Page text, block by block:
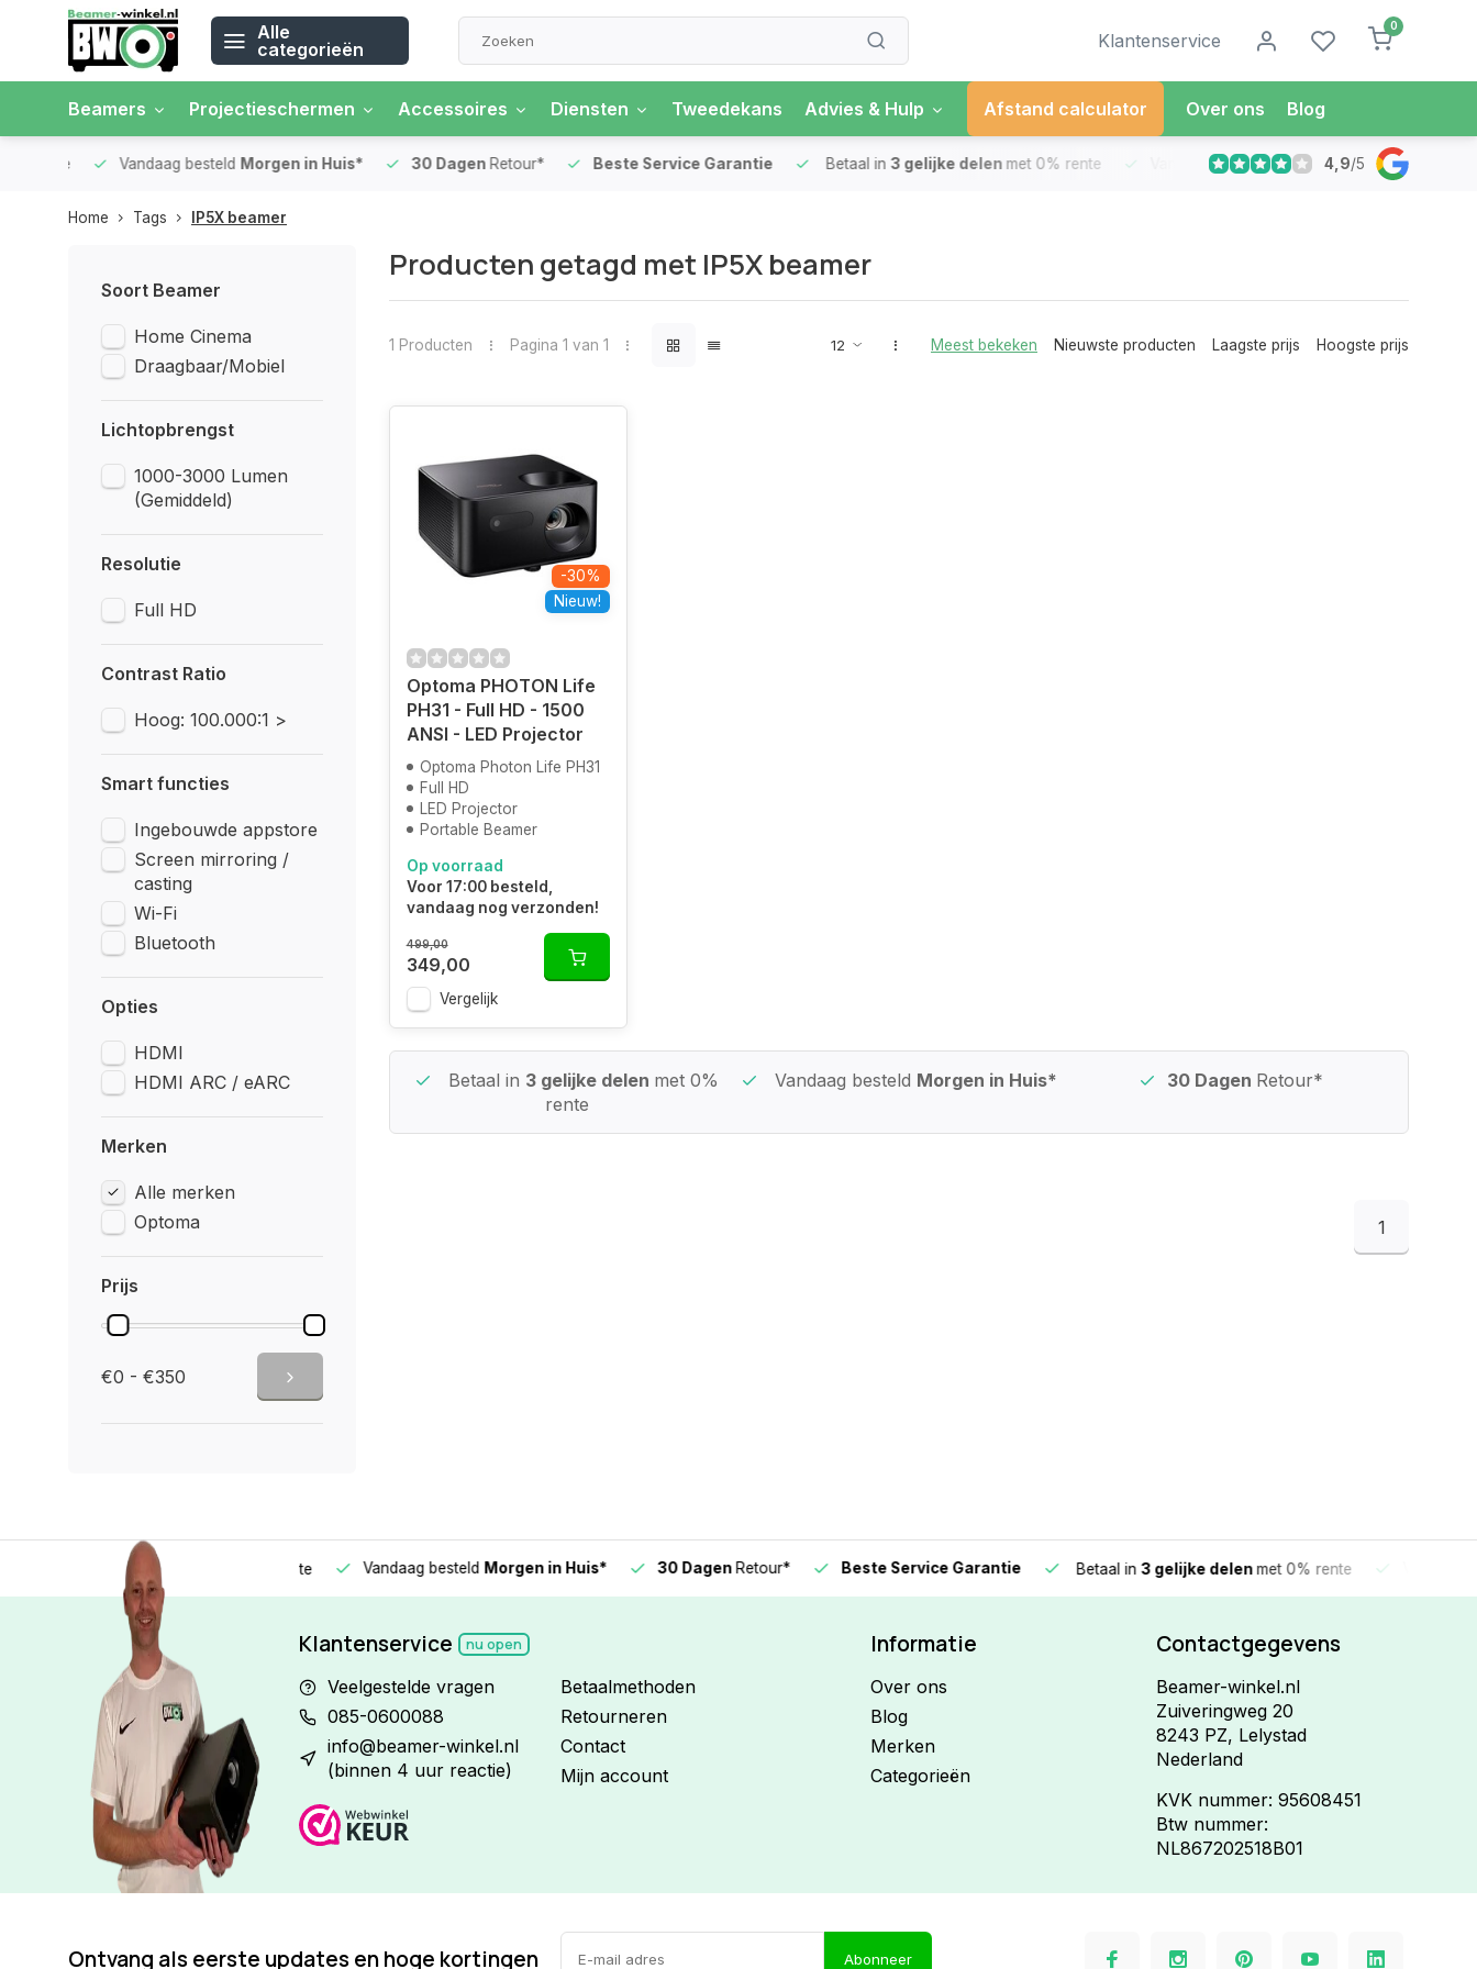
Alle
categorieën
Klantenservice
0
Beamers Projectieschermen Accessoires Diensten Tweedekans Advies & Hulp Afstand calculator Over ons Blog
Vandaag besteldMorgen in Huis* 30 DagenRetour* Beste Service Garantie Betaal in 3 gelijke delen met 0% rente Vandaag besteldMorgen in Huis*
4,9/5
Home Tags IP5X beamer
Soort Beamer
Home Cinema
Draagbaar/Mobiel
Lichtopbrengst
1000-3000 Lumen
(Gemiddeld)
Resolutie
Full HD
Contrast Ratio
Hoog: 100.000:1 >
Smart functies
Ingebouwde appstore
Screen mirroring /
casting
Wi-Fi
Bluetooth
Opties
HDMI
HDMI ARC / eARC
Merken
Alle merken
Optoma
Prijs
€0 - €350
Producten getagd met IP5X beamer
1 Producten Pagina 1 van 1 Meest bekeken Nieuwste producten Laagste prijs Hoogste prijs
-30%
Nieuw!
Optoma PHOTON Life
PH31 - Full HD - 1500
ANSI - LED Projector
Optoma Photon Life PH31
Full HD
LED Projector
Portable Beamer
Op voorraad
Voor 17:00 besteld,
vandaag nog verzonden!
499,00
349,00
Vergelijk
Beste Service Garantie Betaal in 3 gelijke delen met 0%
rente
Vandaag besteld Morgen in Huis* 30 Dagen Retour*
1
3 gelijke delen Vandaag besteldMorgen in Huis* 30 DagenRetour* Beste Service Garantie Betaal in3 gelijke delenmet 0% rente Vandaag
Klantenservice nu open
Veelgestelde vragen
085-0600088
info@beamer-winkel.nl
(binnen 4 uur reactie)
Betaalmethoden
Retourneren
Contact
Mijn account
Informatie
Over ons
Blog
Merken
Categorieën
Contactgegevens
Beamer-winkel.nl
Zuiveringweg 20
8243 PZ, Lelystad
Nederland
KVK nummer: 95608451
Btw nummer:
NL867202518B01
Ontvang als eerste updates en hoge kortingen Abonneer